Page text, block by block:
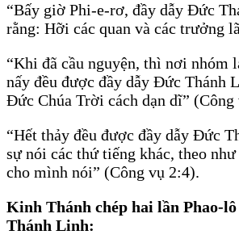
“Bấy giờ Phi-e-rơ, đầy dẫy Ðức
rằng: Hỡi các quan và các trưởng
“Khi đã cầu nguyện, thì nơi nhóm
nấy đều được đầy dẫy Ðức Thánh
Ðức Chúa Trời cách dạn dĩ” (Công
“Hết thảy đều được đầy dẫy Ðức
sự nói các thứ tiếng khác, theo
cho mình nói” (Công vụ 2:4).
Kinh Thánh chép hai lần Phao-
Thánh Linh: